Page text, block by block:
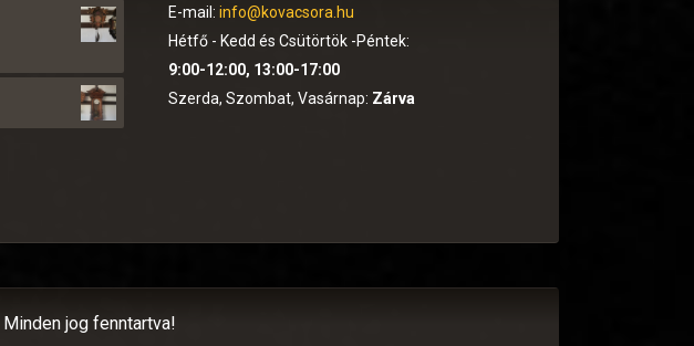
E-mail: info@kovacsora.hu
Hétfő - Kedd és Csütörtök -Péntek:
9:00-12:00, 13:00-17:00
Szerda, Szombat, Vasárnap: Zárva
Minden jog fenntartva!